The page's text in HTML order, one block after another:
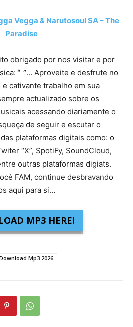
Vegga & Narutosoul SA – The
Paradise
obrigado por nos visitar e por
“ ”… Aproveite e desfrute no
cativante trabalho em sua
actualizado sobre os
acessando diariamente o
de seguir e escutar o
plataformas digitais como: o
“X”, SpotiFy, SoundCloud,
outras plataformas digiats.
FAM, continue desbravando
aqui para si…
MP3 HERE!
Download Mp3 2026